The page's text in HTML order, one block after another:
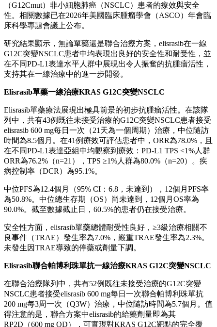
（G12Cmut）非小細胞肺癌（NSCLC）患者的療效與安全
性。相關數據已在2026年美國臨床腫瘤學會（ASCO）年會臨
床科學專題會議上公布。
研究結果顯示，無論單藥還是聯合治療方案，elisrasib在一線
G12C突變NSCLC患者中均表現出良好的安全性和耐受性，並
在不同PD-L1表達水平人群中展現出令人振奮的抗腫瘤活性，
支持其在一線治療中的進一步開發。
Elisrasib單藥一線治療KRAS G12C突變NSCLC
Elisrasib單藥療法展現出極具前景的初步抗腫瘤活性。在該隊
列中，共有43例既往未接受治療的G12C突變NSCLC患者接受
elisrasib 600 mg每日一次（21天為一個周期）治療，中位隨訪
時間為8.5個月。在41例療效可評估患者中，ORR為78.0%，且
在不同PD-L1表達亞組中均觀察到療效：PD-L1 TPS <1%人群
ORR為76.2%（n=21），TPS ≥1%人群為80.0%（n=20）。疾
病控制率（DCR）為95.1%。
中位PFS為12.4個月（95% CI：6.8，未達到），12個月PFS率
為50.8%。中位總生存期（OS）尚未達到，12個月OS率為
90.0%。截至數據截止日，60.5%的患者仍在接受治療。
安全性方面，elisrasib單藥總體耐受性良好，≥3級治療相關不
良事件（TRAE）發生率為7.0%，嚴重TRAE發生率為2.3%。
未發生因TRAE導致的停藥或劑量下調。
Elisrasib聯合帕博利珠單抗一線治療KRAS G12C突變NSCLC
在聯合治療隊列中，共有52例既往未接受治療的G12C突變
NSCLC患者接受elisrasib 600 mg每日一次聯合帕博利珠單抗
200 mg每3周一次（Q3W）治療，中位隨訪時間為5.7個月。值
得注意的是，聯合方案中elisrasib的給藥劑量即為其
RP2D（600 mg QD），可實現對KRAS G12C靶點的完全覆